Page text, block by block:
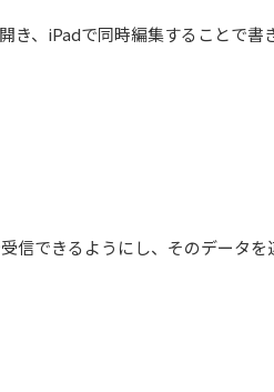
き、iPadで同時編集することで書
信できるようにし、そのデータを